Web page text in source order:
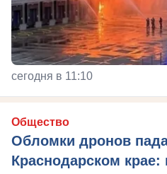
сегодня в 11:10
Общество
Обломки дронов
Краснодарском крае: